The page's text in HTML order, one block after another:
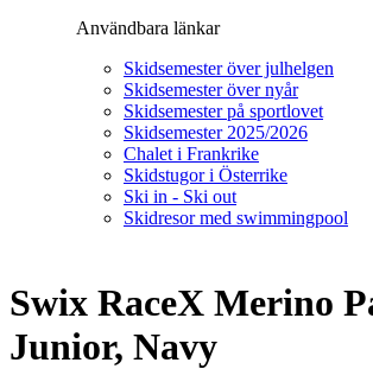
Användbara länkar
Skidsemester över julhelgen
Skidsemester över nyår
Skidsemester på sportlovet
Skidsemester 2025/2026
Chalet i Frankrike
Skidstugor i Österrike
Ski in - Ski out
Skidresor med swimmingpool
Swix RaceX Merino
Junior, Navy